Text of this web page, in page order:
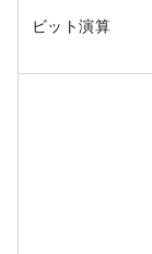
ビット演算